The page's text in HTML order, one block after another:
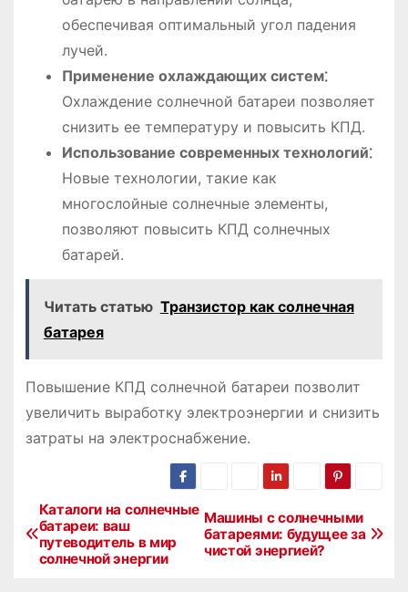
обеспечивая оптимальный угол падения
лучей.
Применение охлаждающих систем⁚
Охлаждение солнечной батареи позволяет
снизить ее температуру и повысить КПД.
Использование современных технологий⁚
Новые технологии, такие как
многослойные солнечные элементы,
позволяют повысить КПД солнечных
батарей.
Читать статью Транзистор как солнечная
батарея
Повышение КПД солнечной батареи позволит
увеличить выработку электроэнергии и снизить
затраты на электроснабжение.
Н
Машины с солнечными
батареями: будущее за
чистой энергией?
Каталоги на солнечные
батареи: ваш
путеводитель в мир
солнечной энергии